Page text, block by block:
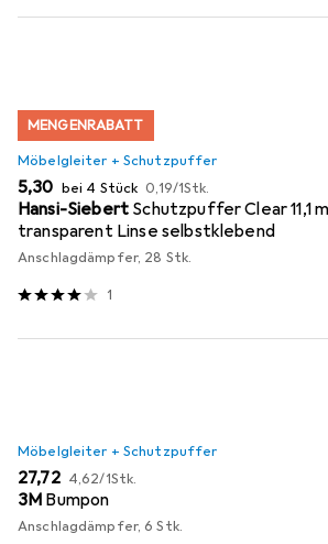
MENGENRABATT
Möbelgleiter + Schutzpuffer
EUR
5,30 bei 4 Stück EUR
0,19/1Stk.
Hansi-Siebert Schutzpuffer Clear 11,1
transparent Linse selbstklebend
Anschlagdämpfer, 28 Stk.
1
Möbelgleiter + Schutzpuffer
EUR
27,72 EUR
4,62/1Stk.
3M Bumpon
Anschlagdämpfer, 6 Stk.